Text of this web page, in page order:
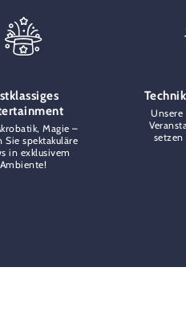
Magie –
Sie spektakuläre
in exklusivem
Ambiente!
Unsere